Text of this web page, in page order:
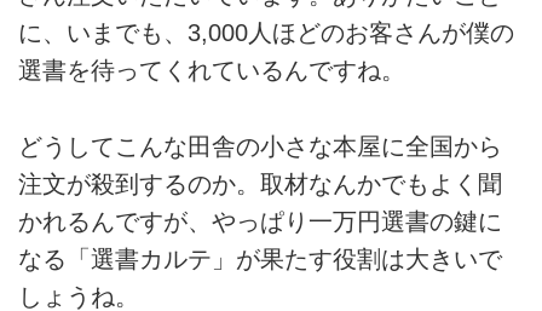
に、いまでも、3,000人ほどのお客さんが僕の
選書を待ってくれているんですね。
どうしてこんな田舎の小さな本屋に全国から
注文が殺到するのか。取材なんかでもよく聞
かれるんですが、やっぱり一万円選書の鍵に
なる「選書カルテ」が果たす役割は大きいで
しょうね。